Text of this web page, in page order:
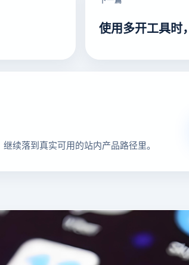
使用多开工具时
续落到真实可用的站内产品路径里。